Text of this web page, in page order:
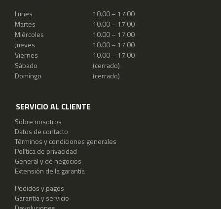
Lunes
10.00 – 17.00
Martes
10.00 – 17.00
Miércoles
10.00 – 17.00
Jueves
10.00 – 17.00
Viernes
10.00 – 17.00
Sábado
(cerrado)
Domingo
(cerrado)
SERVICIO AL CLIENTE
Sobre nosotros
Datos de contacto
Términos y condiciones generales
Política de privacidad
General y de negocios
Extensión de la garantía
Pedidos y pagos
Garantía y servicio